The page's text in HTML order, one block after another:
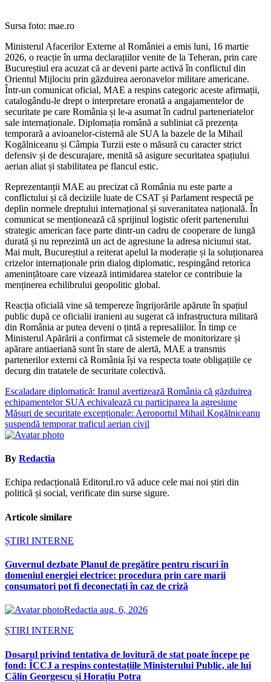
Sursa foto: mae.ro
Ministerul Afacerilor Externe al României a emis luni, 16 martie
2026, o reacție în urma declarațiilor venite de la Teheran, prin care
Bucureștiul era acuzat că ar deveni parte activă în conflictul din
Orientul Mijlociu prin găzduirea aeronavelor militare americane.
Într-un comunicat oficial, MAE a respins categoric aceste afirmații,
catalogându-le drept o interpretare eronată a angajamentelor de
securitate pe care România și le-a asumat în cadrul parteneriatelor
sale internaționale. Diplomația română a subliniat că prezența
temporară a avioanelor-cisternă ale SUA la bazele de la Mihail
Kogălniceanu și Câmpia Turzii este o măsură cu caracter strict
defensiv și de descurajare, menită să asigure securitatea spațiului
aerian aliat și stabilitatea pe flancul estic.
Reprezentanții MAE au precizat că România nu este parte a
conflictului și că deciziile luate de CSAT și Parlament respectă pe
deplin normele dreptului internațional și suveranitatea națională. În
comunicat se menționează că sprijinul logistic oferit partenerului
strategic american face parte dintr-un cadru de cooperare de lungă
durată și nu reprezintă un act de agresiune la adresa niciunui stat.
Mai mult, Bucureștiul a reiterat apelul la moderație și la soluționarea
crizelor internaționale prin dialog diplomatic, respingând retorica
amenințătoare care vizează intimidarea statelor ce contribuie la
menținerea echilibrului geopolitic global.
Reacția oficială vine să tempereze îngrijorările apărute în spațiul
public după ce oficialii iranieni au sugerat că infrastructura militară
din România ar putea deveni o țintă a represaliilor. În timp ce
Ministerul Apărării a confirmat că sistemele de monitorizare și
apărare antiaeriană sunt în stare de alertă, MAE a transmis
partenerilor externi că România își va respecta toate obligațiile ce
decurg din tratatele de securitate colectivă.
Navigare
în
articole
Escaladare diplomatică: Iranul avertizează România că găzduirea
echipamentelor SUA echivalează cu participarea la agresiune
Măsuri de securitate excepționale: Aeroportul Mihail Kogălniceanu
suspendă temporar traficul aerian civil
By Redactia
Echipa redacțională Editorul.ro vă aduce cele mai noi știri din
politică și social, verificate din surse sigure.
Articole similare
ȘTIRI INTERNE
Guvernul dezbate Planul de pregătire pentru riscuri în
domeniul energiei electrice: procedura prin care marii
consumatori pot fi deconectați în caz de criză
Redactia aug. 6, 2026
ȘTIRI INTERNE
Dosarul privind tentativa de lovitură de stat poate începe pe
fond: ÎCCJ a respins contestațiile Ministerului Public, ale lui
Călin Georgescu și Horațiu Potra